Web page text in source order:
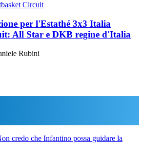
Circuit
per l'Estathé 3x3 Italia
All Star e DKB regine d'Italia
Rubini
credo che Infantino possa guidare la